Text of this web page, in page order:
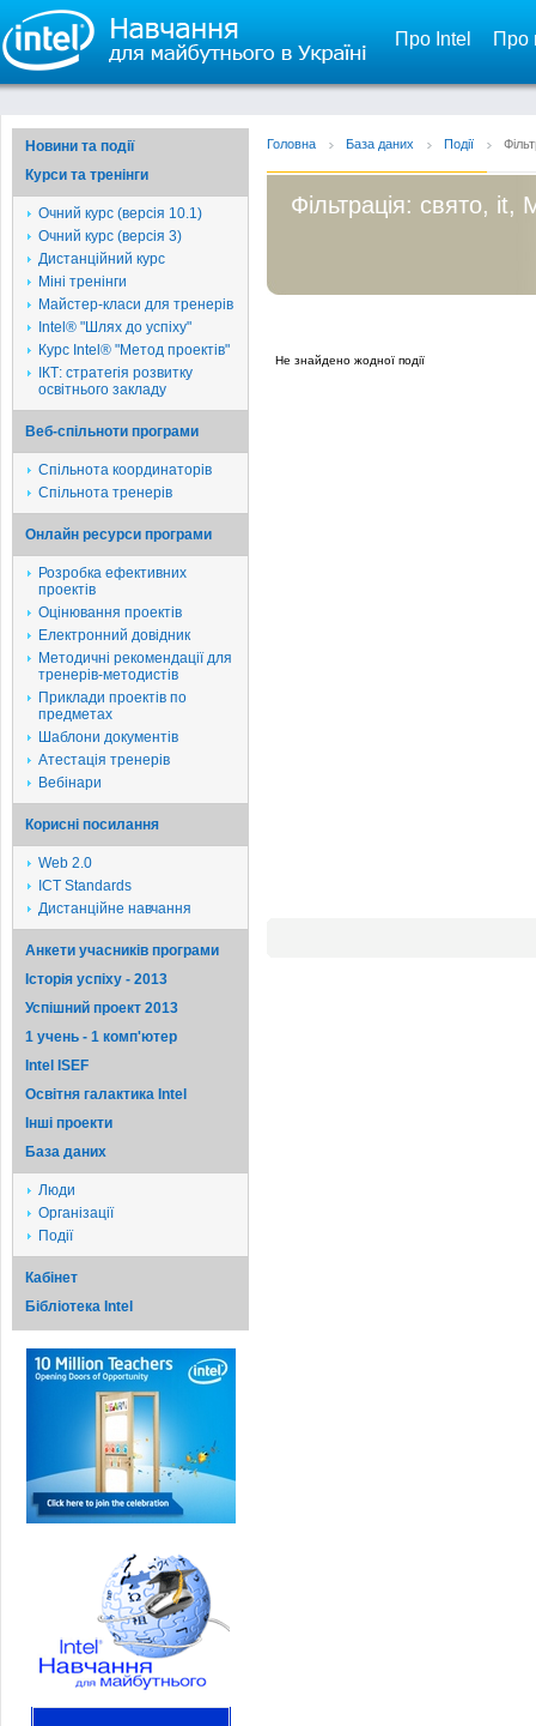
Про Intel Про
Новини та події
Курси та тренінги
Очний курс (версія 10.1)
Очний курс (версія 3)
Дистанційний курс
Міні тренінги
Майстер-класи для тренерів
Intel® "Шлях до успіху"
Курс Intel® "Метод проектів"
ІКТ: стратегія розвитку
освітнього закладу
Веб-спільноти програми
Спільнота координаторів
Спільнота тренерів
Онлайн ресурси програми
Розробка ефективних
проектів
Оцінювання проектів
Електронний довідник
Методичні рекомендації для
тренерів-методистів
Приклади проектів по
предметах
Шаблони документів
Атестація тренерів
Вебінари
Корисні посилання
Web 2.0
ICT Standards
Дистанційне навчання
Анкети учасників програми
Історія успіху - 2013
Успішний проект 2013
1 учень - 1 комп'ютер
Intel ISEF
Освітня галактика Intel
Iншi проекти
База даних
Люди
Організації
Події
Кабінет
Бібліотека Intel
Головна База даних Події
Фільтрація: свято, it,
Не знайдено жодної події